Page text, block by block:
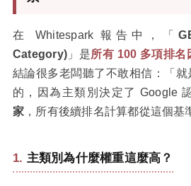
在 Whitespark 報告中，「
Category) 」是所有 100 多項排名
結論很多老闆聽了不敢相信：「
的，因為主類別決定了 Google
家 ，所有後續排名計算都從這個基
主類別為什麼權重這麼高？